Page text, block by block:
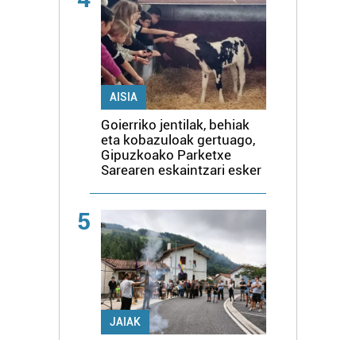
AISIA
Goierriko jentilak, behiak
eta kobazuloak gertuago,
Gipuzkoako Parketxe
Sarearen eskaintzari esker
5
JAIAK